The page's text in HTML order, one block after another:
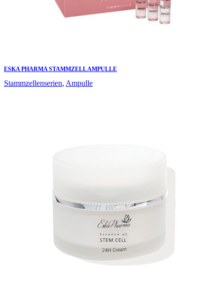
ESKA PHARMA STAMMZELL AMPULLE
Stammzellenserien, Ampulle